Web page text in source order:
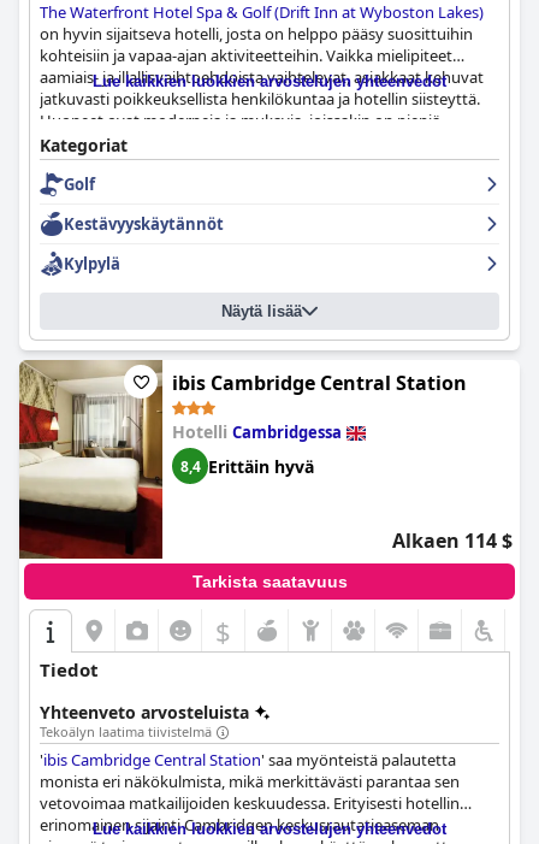
The Waterfront Hotel Spa & Golf (Drift Inn at Wyboston Lakes)
on hyvin sijaitseva hotelli, josta on helppo pääsy suosittuihin
kohteisiin ja vapaa-ajan aktiviteetteihin. Vaikka mielipiteet
aamiais- ja illallisvaihtoehdoista vaihtelevat, asiakkaat kehuvat
jatkuvasti poikkeuksellista henkilökuntaa ja hotellin siisteyttä.
Huoneet ovat moderneja ja mukavia, joissakin on pieniä
ongelmia, kuten ilmastointilaitteiden melu. Kylpylä- ja allastilat
saivat vaihtelevia arvosteluja, mutta golfkenttä on loistava
vetonaula golfin harrastajille. Asiakkaat voivat odottaa mukavia
sänkyjä, vaikka joissakin raporteissa oli huomautuksia patjoista,
joissa oli huono reunan tuki tai epämukava memory foam -
pehmuste. Kaiken kaikkiaan
(Drift Inn at Wyboston Lakes)
tilat ja ystävällinen henkilökunta.
Lue kaikkien luokkien arvostelujen yhteenvedot
Kategoriat
Golf
Kestävyyskäytännöt
Kylpylä
Näytä lisää
ibis Cambridge Central Station
Hotelli Cambridgessa
8,4 Erittäin hyvä
Alkaen 114 $
Tarkista saatavuus
$
Tiedot
Yhteenveto arvosteluista
Tekoälyn laatima tiivistelmä
'ibis Cambridge Central Station' saa myönteistä palautetta
monista eri näkökulmista, mikä merkittävästi parantaa sen
vetovoimaa matkailijoiden keskuudessa. Erityisesti hotellin
erinomainen sijainti Cambridgen keskusrautatieaseman
Lue kaikkien luokkien arvostelujen yhteenvedot